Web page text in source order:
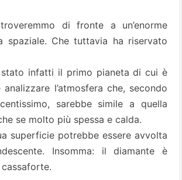
di fronte a un’enorme
spaziale. Che tuttavia ha riservato
infatti il primo pianeta di cui è
l’atmosfera che, secondo
sarebbe simile a quella
se molto più spessa e calda.
superficie potrebbe essere avvolta
Insomma: il diamante è